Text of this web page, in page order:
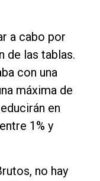
a cabo por
de las tablas.
con una
máxima de
en
1% y
no hay